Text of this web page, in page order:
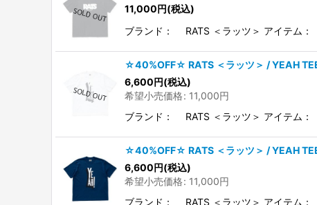
11,000円(税込)
ブランド： RATS ＜ラッツ＞ アイテム
☆40%OFF☆ RATS ＜ラッツ＞ / YEAH
6,600円(税込)
希望小売価格: 11,000円
ブランド： RATS ＜ラッツ＞ アイテム
☆40%OFF☆ RATS ＜ラッツ＞ / YEAH
6,600円(税込)
希望小売価格: 11,000円
ブランド： RATS ＜ラッツ＞ アイテム